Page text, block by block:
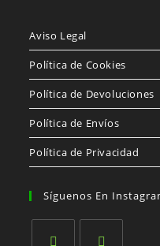
Aviso Legal
Política de Cookies
Política de Devoluciones
Política de Envíos
Política de Privacidad
Síguenos En